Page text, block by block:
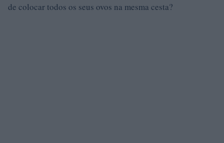
de colocar todos os seus ovos na mesma cesta?